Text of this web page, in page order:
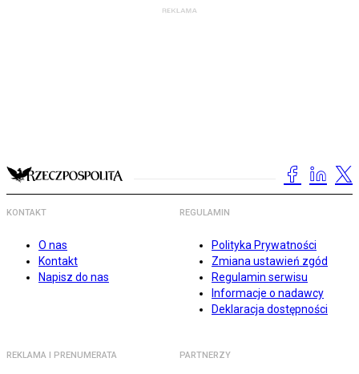
KONTAKT
O nas
Kontakt
Napisz do nas
REGULAMIN
Polityka Prywatności
Zmiana ustawień zgód
Regulamin serwisu
Informacje o nadawcy
Deklaracja dostępności
REKLAMA I PRENUMERATA PARTNERZY